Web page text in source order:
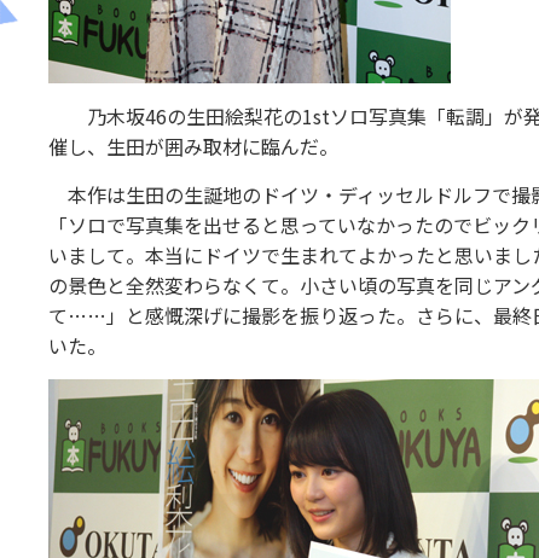
乃木坂46の生田絵梨花の1stソロ写真集「転調」が
催し、生田が囲み取材に臨んだ。
本作は生田の生誕地のドイツ・ディッセルドルフで
「ソロで写真集を出せると思っていなかったのでビッ
いまして。本当にドイツで生まれてよかったと思いま
の景色と全然変わらなくて。小さい頃の写真を同じア
て……」と感慨深げに撮影を振り返った。さらに、最終
いた。